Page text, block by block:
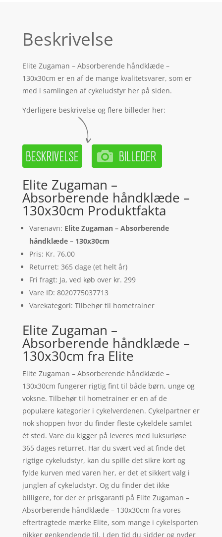
Beskrivelse
Elite Zugaman – Absorberende håndklæde –
130x30cm er en af de mange kvalitetsvarer, som er
med i samlingen af cykeludstyr her på siden.
Yderligere beskrivelse og flere billeder her:
Elite Zugaman –
Absorberende håndklæde –
130x30cm Produktfakta
Varenavn: Elite Zugaman – Absorberende
håndklæde – 130x30cm
Pris: Kr. 76.00
Returret: 365 dage (et helt år)
Fri fragt: Ja, ved køb over kr. 299
Vare ID: 8020775037713
Varekategori: Tilbehør til hometrainer
Elite Zugaman –
Absorberende håndklæde –
130x30cm fra Elite
Elite Zugaman – Absorberende håndklæde –
130x30cm fungerer rigtig fint til både børn, unge og
voksne. Tilbehør til hometrainer er en af de
populære kategorier i cykelverdenen. Cykelpartner er
nok shoppen hvor du finder fleste cykeldele samlet
ét sted. Vare du kigger på leveres med luksuriøse
365 dages returret. Har du svært ved at finde det
rigtige cykeludstyr, kan du spille det sikre kort og
fylde kurven med varen her, er det et sikkert valg i
junglen af cykeludstyr. Og du finder det ikke
billigere, for der er prisgaranti på Elite Zugaman –
Absorberende håndklæde – 130x30cm fra vores
eftertragtede mærke Elite, som mange i cykelsporten
nikker genkendende til. I den tid du sidder og nyder